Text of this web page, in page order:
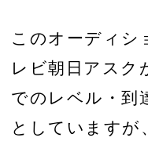
このオーディシ
レビ朝日アスク
でのレベル・到
としていますが